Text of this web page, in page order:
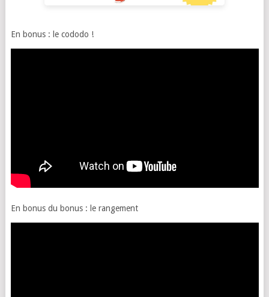
En bonus : le cododo !
En bonus du bonus : le rangement